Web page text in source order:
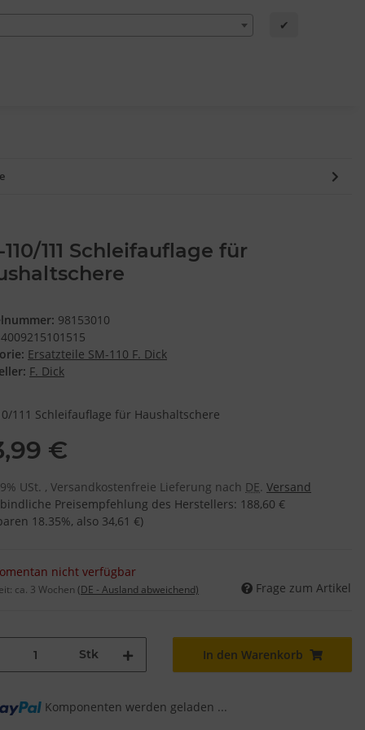
✔
110/111 Schleifauflage für
98153010
4009215101515
Ersatzteile SM-110 F. Dick
F. Dick
111 Schleifauflage für Haushaltschere
€
USt. , Versandkostenfreie Lieferung nach DE. Versand
Preisempfehlung des Herstellers: 188,60 €
18.35%, also 34,61 €)
nicht verfügbar
ca. 3 Wochen (DE - Ausland abweichend) Frage zum Artikel
Stk In den Warenkorb
Komponenten werden geladen ...